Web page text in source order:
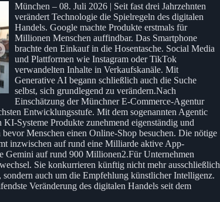
München – 08. Juli 2026 | Seit fast drei Jahrzehnten
verändert Technologie die Spielregeln des digitalen
Handels. Google machte Produkte erstmals für
Millionen Menschen auffindbar. Das Smartphone
brachte den Einkauf in die Hosentasche. Social Media
und Plattformen wie Instagram oder TikTok
verwandelten Inhalte in Verkaufskanäle. Mit
Generative AI begann schließlich auch die Suche
selbst, sich grundlegend zu verändern.Nach
Einschätzung der Münchner E-Commerce-Agentur
Entwicklungsstufe. Mit dem sogenannten Agentic
Systeme Produkte zunehmend eigenständig und
Menschen einen Online-Shop besuchen. Die nötige
inzwischen auf rund eine Milliarde aktive App-
Gemini auf rund 900 Millionen2.Für Unternehmen
Sie konkurrieren künftig nicht mehr ausschließlich
auch um die Empfehlung künstlicher Intelligenz.
Veränderung des digitalen Handels seit dem